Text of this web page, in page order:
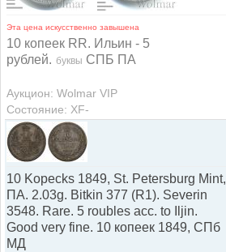
Эта цена искусственно завышена
10 копеек RR. Ильин - 5
рублей. буквы СПБ ПА
Аукцион: Wolmar VIP
Состояние: XF-
10 Kopecks 1849, St. Petersburg Mint,
ПA. 2.03g. Bitkin 377 (R1). Severin
3548. Rare. 5 roubles acc. to Iljin.
Good very fine. 10 копеек 1849, СПб
МД